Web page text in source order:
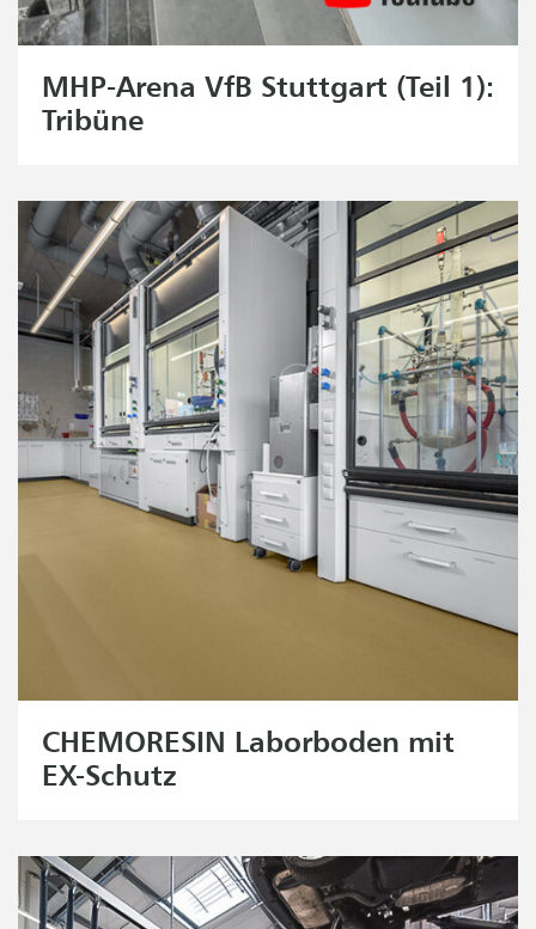
MHP-Arena VfB Stuttgart (Teil 1):
Tribüne
CHEMORESIN Laborboden mit
EX-Schutz